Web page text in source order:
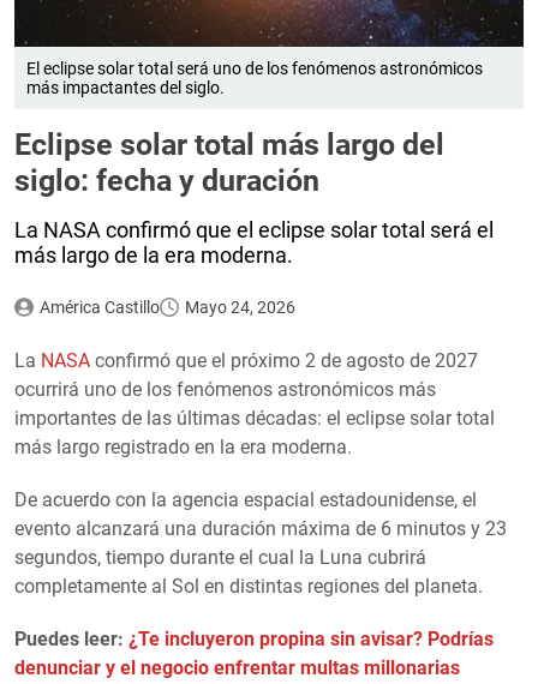
El eclipse solar total será uno de los fenómenos astronómicos
más impactantes del siglo.
Eclipse solar total más largo del
siglo: fecha y duración
La NASA confirmó que el eclipse solar total será el
más largo de la era moderna.
América Castillo Mayo 24, 2026
La NASA confirmó que el próximo 2 de agosto de 2027
ocurrirá uno de los fenómenos astronómicos más
importantes de las últimas décadas: el eclipse solar total
más largo registrado en la era moderna.
De acuerdo con la agencia espacial estadounidense, el
evento alcanzará una duración máxima de 6 minutos y 23
segundos, tiempo durante el cual la Luna cubrirá
completamente al Sol en distintas regiones del planeta.
Puedes leer: ¿Te incluyeron propina sin avisar? Podrías
denunciar y el negocio enfrentar multas millonarias